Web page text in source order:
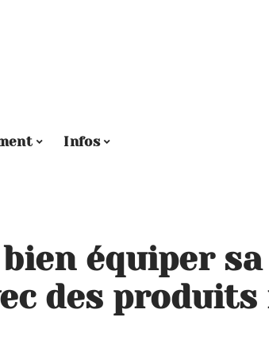
Infos
équiper sa
des produits